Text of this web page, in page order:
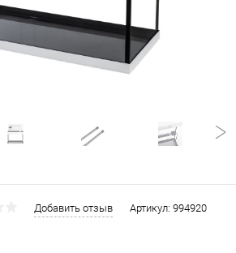
Добавить отзыв Артикул: 994920